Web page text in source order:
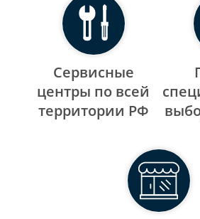
Сервисные
центры по всей
территории РФ